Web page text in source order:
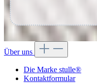
Über uns
Die Marke stulle®
Kontaktformular